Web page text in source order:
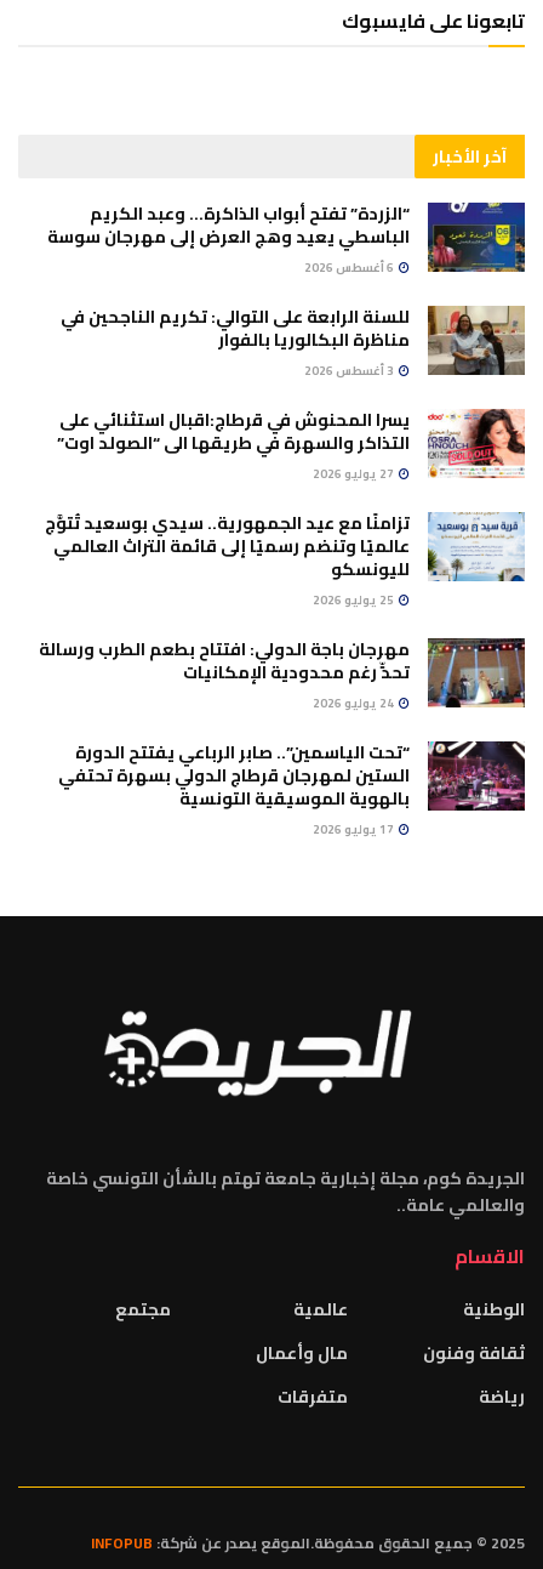
تابعونا على فايسبوك
آخر الأخبار
“الزردة” تفتح أبواب الذاكرة… وعبد الكريم
الباسطي يعيد وهج العرض إلى مهرجان سوسة
للسنة الرابعة على التوالي: تكريم الناجحين في
مناظرة البكالوريا بالفوار
يسرا المحنوش في قرطاج:اقبال استثنائي على
التذاكر والسهرة في طريقها الى “الصولد اوت”
تزامنًا مع عيد الجمهورية.. سيدي بوسعيد تُتوَّج
عالميًا وتنضم رسميًا إلى قائمة التراث العالمي
لليونسكو
مهرجان باجة الدولي: افتتاح بطعم الطرب ورسالة
تحدٍّ رغم محدودية الإمكانيات
“تحت الياسمين”.. صابر الرباعي يفتتح الدورة
الستين لمهرجان قرطاج الدولي بسهرة تحتفي
بالهوية الموسيقية التونسية
الجريدة كوم، مجلة إخبارية جامعة تهتم بالشأن التونسي خاصة
والعالمي عامة..
الاقسام
الوطنية
ثقافة وفنون
رياضة
عالمية
مال وأعمال
متفرقات
مجتمع
2025 © جميع الحقوق محفوظة.الموقع يصدر عن شركة: INFOPUB